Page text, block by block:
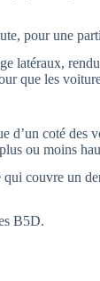
pour une
latéraux,
que les
coté
ou moins
couvre un
B5D.